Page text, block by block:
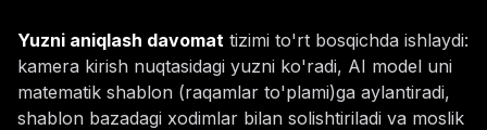
Yuzni aniqlash davomat tizimi to'rt bosqichda ishlaydi:
kamera kirish nuqtasidagi yuzni ko'radi, AI model uni
matematik shablon (raqamlar to'plami)ga aylantiradi,
shablon bazadagi xodimlar bilan solishtiriladi va moslik